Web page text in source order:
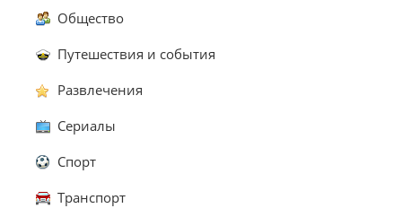
Общество
Путешествия и события
Развлечения
Сериалы
Спорт
Транспорт